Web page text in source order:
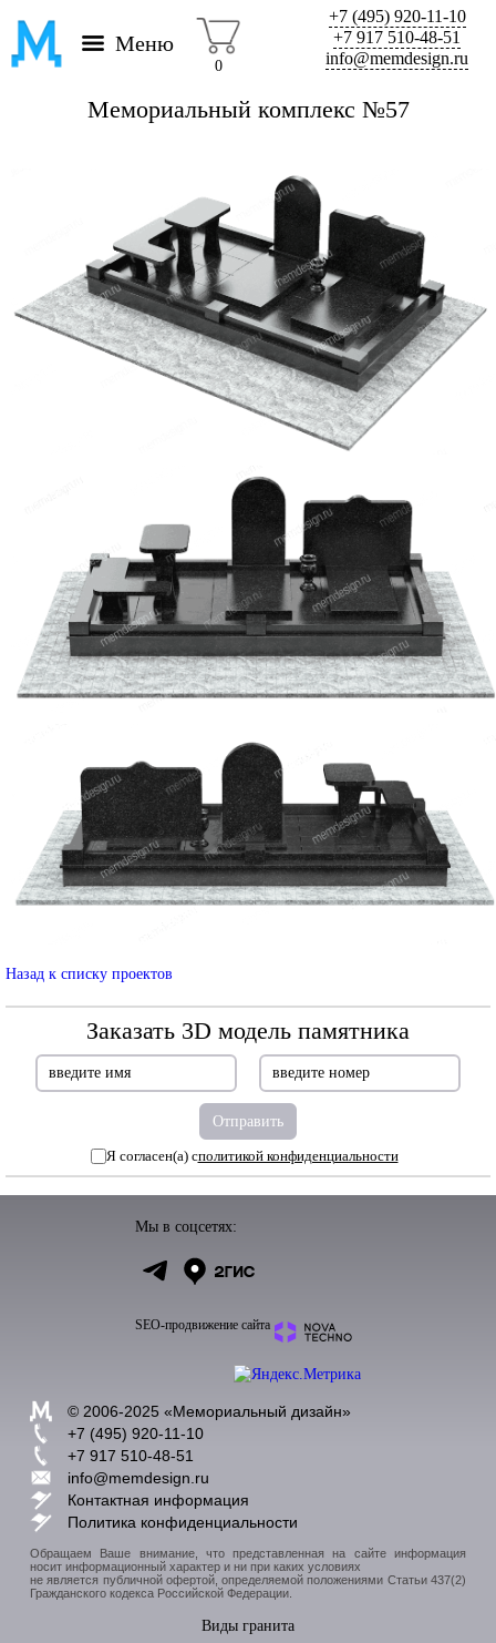
Меню
0
+7 (495) 920-11-10
+7 917 510-48-51
info@memdesign.ru
Мемориальный комплекс №57
Назад к списку проектов
Заказать 3D модель памятника
Я согласен(а) сполитикой конфиденциальности
Мы в соцсетях:
SEO-продвижение сайта
© 2006-2025 «Мемориальный дизайн»
+7 (495) 920-11-10
+7 917 510-48-51
info@memdesign.ru
Контактная информация
Политика конфиденциальности
Обращаем Ваше внимание, что представленная на сайте информация
носит информационный характер и ни при каких условиях
не является публичной офертой, определяемой положениями Статьи 437(2)
Гражданского кодекса Российской Федерации.
Виды гранита